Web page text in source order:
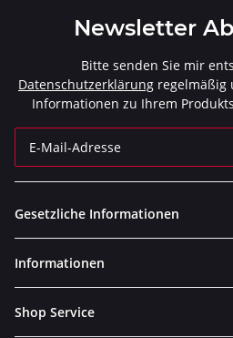
Newsletter
Bitte senden Sie mir
Datenschutzerklärung regelmäßig
Informationen zu Ihrem
Gesetzliche Informationen
Informationen
Shop Service